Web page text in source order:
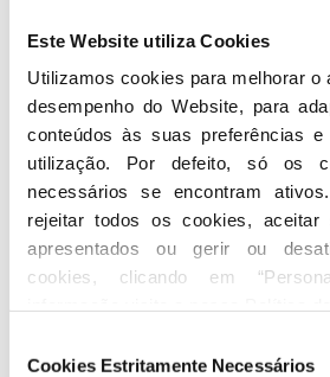
Este Website utiliza Cookies
Utilizamos cookies para melhorar o
desempenho do Website, para
conteúdos às suas preferências
utilização. Por defeito, só os
necessários se encontram
rejeitar todos os cookies, aceitar
apresentados ou gerir ou
cookies, clicando em
deCookies Estritamente Necessários
três pilares: o primeiro, da
populações, quer das empresas
Em segundo lugar, o pilar da
Portugal para a ocorrência futura
extremos, centrada nas
de planeamento, prevenção e
incluem os planos hídrico, florestal,
comunicacional e de cibersegurança,
reforma do INEM, da proteção civil
infraestruturas críticas”.
Em terceiro lugar, o pilar da